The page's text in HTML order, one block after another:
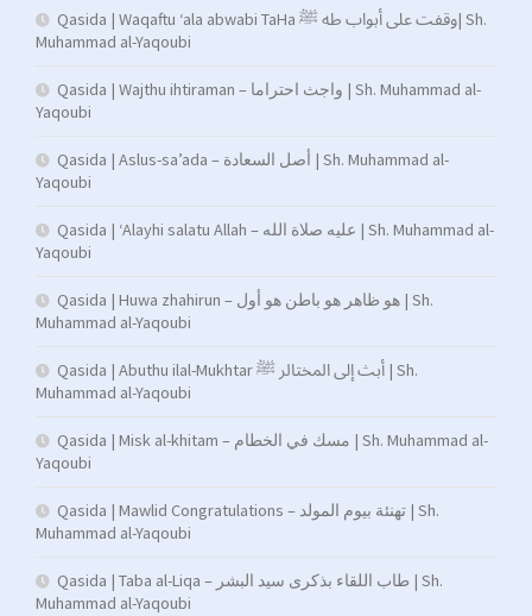
Qasida | Waqaftu ‘ala abwabi TaHa وقفت على أبواب طه ﷺ| Sh.
Muhammad al-Yaqoubi
Qasida | Wajthu ihtiraman – واجث احتراما | Sh. Muhammad al-
Yaqoubi
Qasida | Aslus-sa’ada – أصل السعادة | Sh. Muhammad al-
Yaqoubi
Qasida | ‘Alayhi salatu Allah – عليه صلاة الله | Sh. Muhammad al-
Yaqoubi
Qasida | Huwa zhahirun – هو ظاهر هو باطن هو أول | Sh.
Muhammad al-Yaqoubi
Qasida | Abuthu ilal-Mukhtar أبث إلى المختالر ﷺ | Sh.
Muhammad al-Yaqoubi
Qasida | Misk al-khitam – مسك في الخطام | Sh. Muhammad al-
Yaqoubi
Qasida | Mawlid Congratulations – تهنئة بيوم المولد | Sh.
Muhammad al-Yaqoubi
Qasida | Taba al-Liqa – طاب اللقاء بذكرى سيد البشر | Sh.
Muhammad al-Yaqoubi